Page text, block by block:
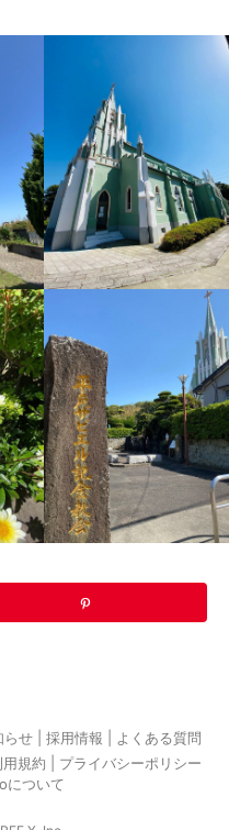
らせ 採用情報
よくある質問
用規約
プライバシーポリシー
について